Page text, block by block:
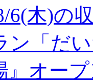
6(木)の
ン「だ
』オー